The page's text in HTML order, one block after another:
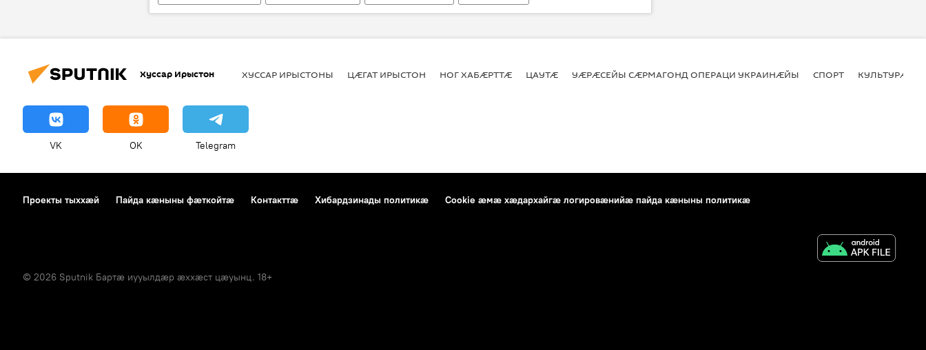
Хуссар Ирыстон ХУССАР ИРЫСТОНЫ ЦӔГАТ ИРЫСТОН НОГ ХАБӔРТТӔ ЦАУТӔ УӔРӔСЕЙЫ СӔРМАГОНД ОПЕРАЦИ УКРАИНӔЙЫ СПОРТ КУЛЬТУРӔ
VK OK Telegram
Проекты тыххӕй Пайда кӕныны фӕткойтӕ Контакттӕ Хибардзинады политикæ Cookie æмæ хæдархайгæ логировæнийæ пайда кæныны политикæ
© 2026 Sputnik Бартӕ иууылдӕр ӕххӕст цӕуынц. 18+